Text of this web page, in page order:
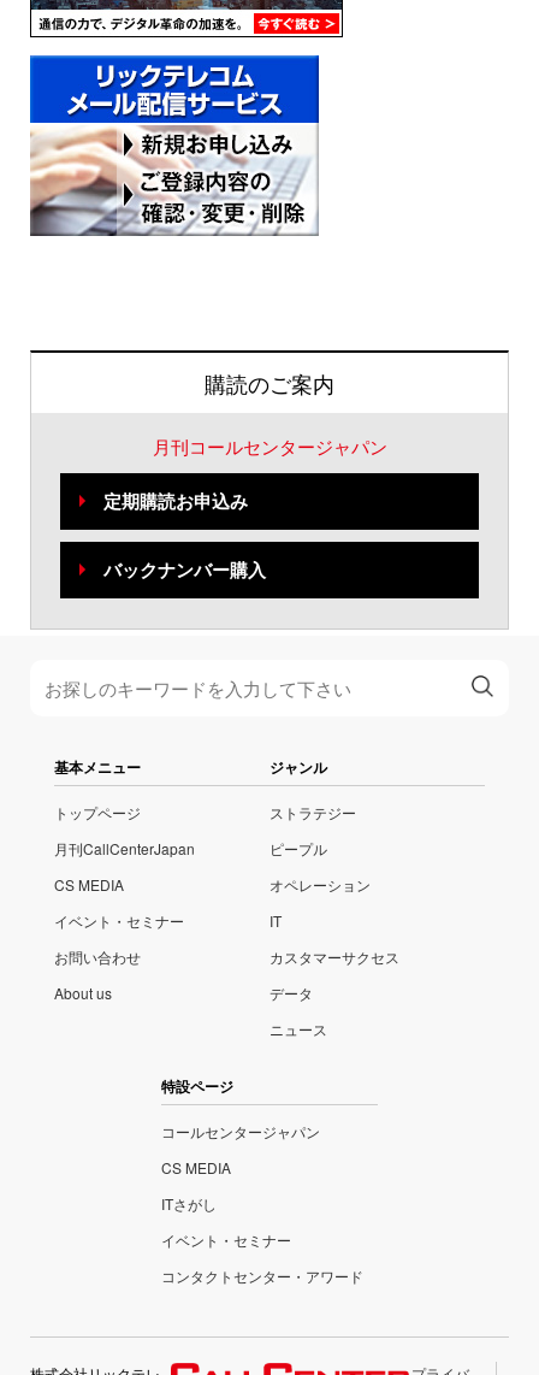
購読のご案内
月刊コールセンタージャパン
定期購読お申込み
バックナンバー購入
基本メニュー
トップページ
月刊CallCenterJapan
CS MEDIA
イベント・セミナー
お問い合わせ
About us
ジャンル
ストラテジー
ピープル
オペレーション
IT
カスタマーサクセス
データ
ニュース
特設ページ
コールセンタージャパン
CS MEDIA
ITさがし
イベント・セミナー
コンタクトセンター・アワード